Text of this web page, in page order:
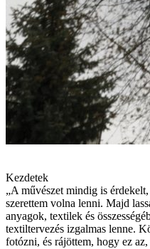
Kezdetek
„A művészet mindig is
szerettem volna lenni. Majd
anyagok, textilek és
textiltervezés izgalmas lenne.
fotózni, és rájöttem, hogy ez